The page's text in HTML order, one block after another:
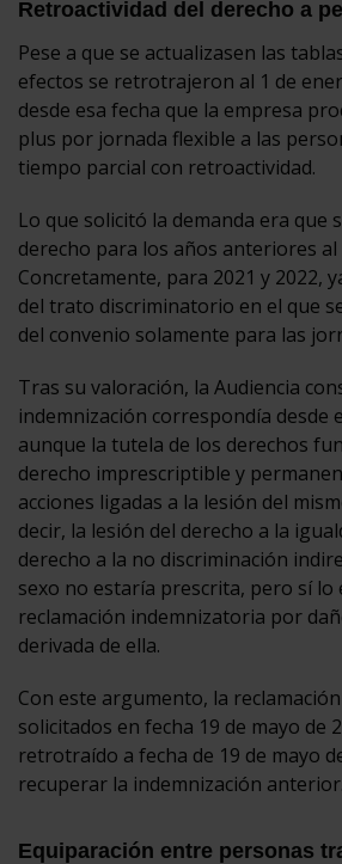
Retroactividad del derecho a
Pese a que se actualizasen las
efectos se retrotrajeron al 1 de
desde esa fecha que la empresa
plus por jornada flexible a las
tiempo parcial con retroactividad.
Lo que solicitó la demanda era que
derecho para los años anteriores al
Concretamente, para 2021 y 2022,
del trato discriminatorio en el que
del convenio solamente para las
Tras su valoración, la Audiencia
indemnización correspondía desde
aunque la tutela de los derechos
derecho imprescriptible y
acciones ligadas a la lesión del
decir, la lesión del derecho a la
derecho a la no discriminación
sexo no estaría prescrita, pero sí lo
reclamación indemnizatoria por
derivada de ella.
Con este argumento, la
solicitados en fecha 19 de mayo de
retrotraído a fecha de 19 de mayo
recuperar la indemnización anterior.
Equiparación entre personas